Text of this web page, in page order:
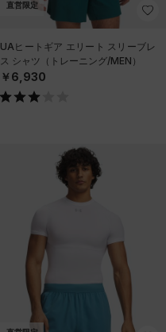
直営限定
UAヒートギア エリート スリーブレ
ス シャツ（トレーニング/MEN）
￥6,930